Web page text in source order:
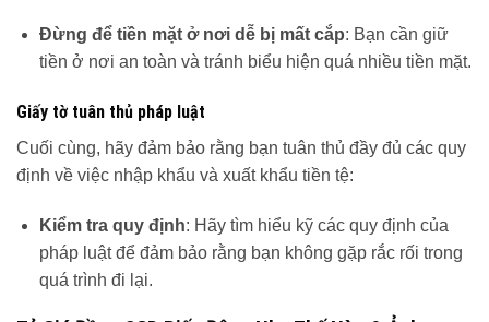
Đừng để tiền mặt ở nơi dễ bị mất cắp: Bạn cần giữ
tiền ở nơi an toàn và tránh biểu hiện quá nhiều tiền mặt.
Giấy tờ tuân thủ pháp luật
Cuối cùng, hãy đảm bảo rằng bạn tuân thủ đầy đủ các quy
định về việc nhập khẩu và xuất khẩu tiền tệ:
Kiểm tra quy định: Hãy tìm hiểu kỹ các quy định của
pháp luật để đảm bảo rằng bạn không gặp rắc rối trong
quá trình đi lại.